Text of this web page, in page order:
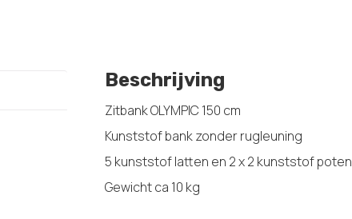
Beschrijving
Zitbank OLYMPIC 150 cm
Kunststof bank zonder rugleuning
5 kunststof latten en 2 x 2 kunststof poten
Gewicht ca 10 kg